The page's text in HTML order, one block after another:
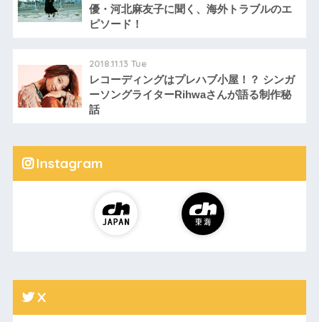
優・河北麻友子に聞く、海外トラブルのエ
ピソード！
2018.11.13 Tue
レコーディングはプレハブ小屋！？ シンガ
ーソングライターRihwaさんが語る制作秘
話
Instagram
X